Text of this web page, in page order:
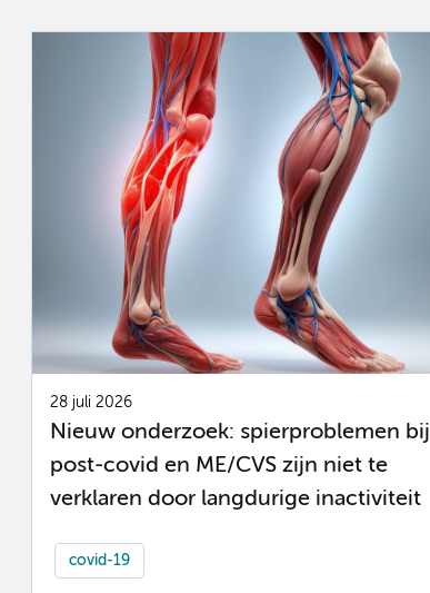
28 juli 2026
Nieuw onderzoek: spierproblemen bij
post-covid en ME/CVS zijn niet te
verklaren door langdurige inactiviteit
covid-19